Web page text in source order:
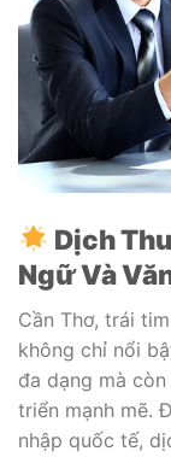
Dịch
Ngữ Và
Cần Thơ, trái
không chỉ nổi
đa dạng mà
triển mạnh mẽ.
nhập quốc tế,